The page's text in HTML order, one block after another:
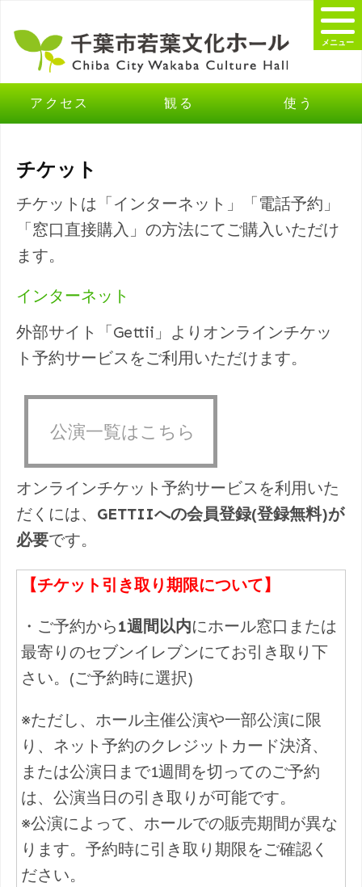
アクセス 観る 使う
メニュー
チケット
チケットは「インターネット」「電話予約」
「窓口直接購入」の方法にてご購入いただけ
ます。
インターネット
外部サイト「Gettii」よりオンラインチケッ
ト予約サービスをご利用いただけます。
公演一覧はこちら
オンラインチケット予約サービスを利用いた
だくには、 GETTIIへの会員登録(登録無料)が
必要です。
【チケット引き取り期限について】
・ご予約から1週間以内にホール窓口または
最寄りのセブンイレブンにてお引き取り下
さい。(ご予約時に選択)
※ただし、ホール主催公演や一部公演に限
り、ネット予約のクレジットカード決済、
または公演日まで1週間を切ってのご予約
は、公演当日の引き取りが可能です。
※公演によって、ホールでの販売期間が異な
ります。予約時に引き取り期限をご確認く
ださい。